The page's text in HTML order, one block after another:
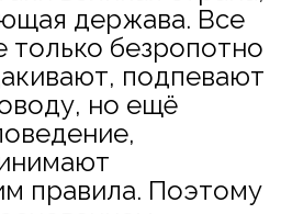
держава. Все
только безропотно
подпевают
но ещё
правила. Поэтому